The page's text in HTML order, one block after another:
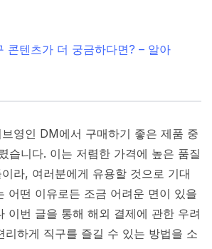
콘텐츠가 더 궁금하다면? – 알아
영인 DM에서 구매하기 좋은 제품 중
습니다. 이는 저렴한 가격에 높은 품질
라, 여러분에게 유용할 것으로 기대
어떤 이유로든 조금 어려운 면이 있을
이번 글을 통해 해외 결제에 관한 우려
리하게 직구를 즐길 수 있는 방법을 소